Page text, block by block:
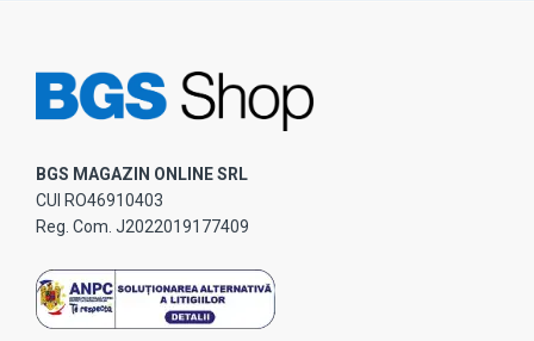
BGS MAGAZIN ONLINE SRL
CUI RO46910403
Reg. Com. J2022019177409